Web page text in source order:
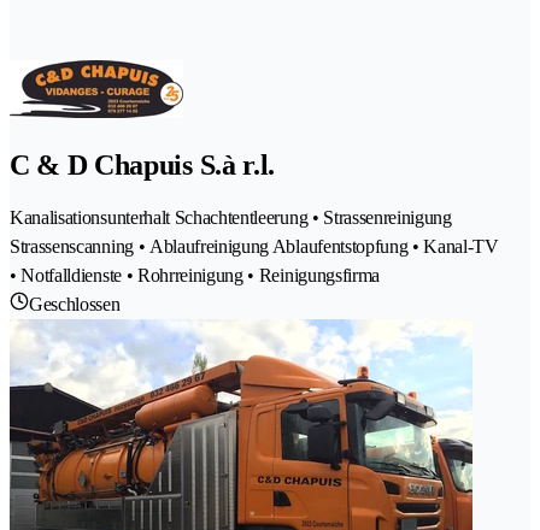
C & D Chapuis S.à r.l.
Kanalisationsunterhalt Schachtentleerung • Strassenreinigung
Strassenscanning • Ablaufreinigung Ablaufentstopfung • Kanal-TV
• Notfalldienste • Rohrreinigung • Reinigungsfirma
Geschlossen